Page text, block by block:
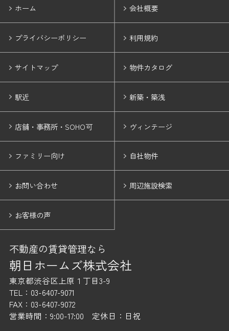
ホーム 会社概要
プライバシーポリシー 利用規約
サイトマップ 物件カタログ
駅近 新築・築浅
店舗・事務所・SOHO可 ヴィンテージ
ファミリー向け 自社物件
お問い合わせ 周辺施設検索
お客様の声
不動産の賃貸管理なら
朝日ホームズ株式会社
東京都渋谷区上原１丁目3-9
TEL：03-6407-9071
FAX：03-6407-9072
営業時間：9:00-17:00 定休日：日祝